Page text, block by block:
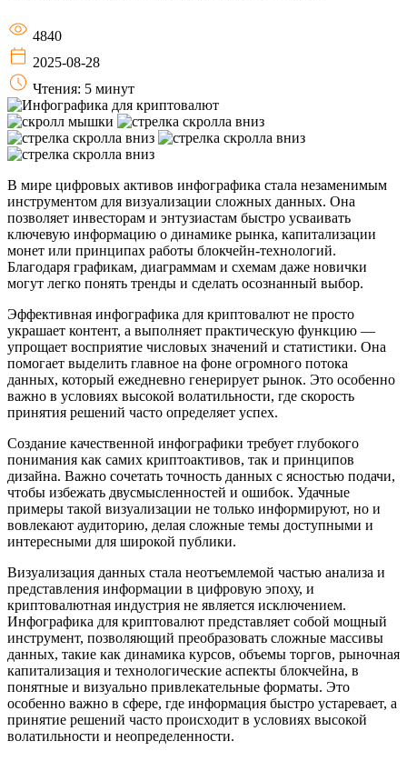
4840
2025-08-28
Чтения: 5 минут
В мире цифровых активов инфографика стала незаменимым
инструментом для визуализации сложных данных. Она
позволяет инвесторам и энтузиастам быстро усваивать
ключевую информацию о динамике рынка, капитализации
монет или принципах работы блокчейн-технологий.
Благодаря графикам, диаграммам и схемам даже новички
могут легко понять тренды и сделать осознанный выбор.
Эффективная инфографика для криптовалют не просто
украшает контент, а выполняет практическую функцию —
упрощает восприятие числовых значений и статистики. Она
помогает выделить главное на фоне огромного потока
данных, который ежедневно генерирует рынок. Это особенно
важно в условиях высокой волатильности, где скорость
принятия решений часто определяет успех.
Создание качественной инфографики требует глубокого
понимания как самих криптоактивов, так и принципов
дизайна. Важно сочетать точность данных с ясностью подачи,
чтобы избежать двусмысленностей и ошибок. Удачные
примеры такой визуализации не только информируют, но и
вовлекают аудиторию, делая сложные темы доступными и
интересными для широкой публики.
Визуализация данных стала неотъемлемой частью анализа и
представления информации в цифровую эпоху, и
криптовалютная индустрия не является исключением.
Инфографика для криптовалют представляет собой мощный
инструмент, позволяющий преобразовать сложные массивы
данных, такие как динамика курсов, объемы торгов, рыночная
капитализация и технологические аспекты блокчейна, в
понятные и визуально привлекательные форматы. Это
особенно важно в сфере, где информация быстро устаревает, а
принятие решений часто происходит в условиях высокой
волатильности и неопределенности.